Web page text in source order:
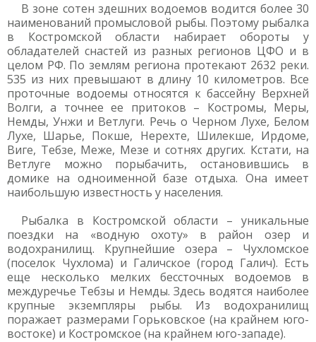
В зоне сотен здешних водоемов водится более 30
наименований промысловой рыбы. Поэтому рыбалка
в Костромской области набирает обороты у
обладателей снастей из разных регионов ЦФО и в
целом РФ. По землям региона протекают 2632 реки.
535 из них превышают в длину 10 километров. Все
проточные водоемы относятся к бассейну Верхней
Волги, а точнее ее притоков – Костромы, Меры,
Немды, Унжи и Ветлуги. Речь о Черном Лухе, Белом
Лухе, Шарье, Покше, Нерехте, Шилекше, Ирдоме,
Виге, Тебзе, Меже, Мезе и сотнях других. Кстати, на
Ветлуге можно порыбачить, остановившись в
домике на одноименной базе отдыха. Она имеет
наибольшую известность у населения.
Рыбалка в Костромской области – уникальные
поездки на «водную охоту» в район озер и
водохранилищ. Крупнейшие озера – Чухломское
(поселок Чухлома) и Галичское (город Галич). Есть
еще несколько мелких бессточных водоемов в
междуречье Тебзы и Немды. Здесь водятся наиболее
крупные экземпляры рыбы. Из водохранилищ
поражает размерами Горьковское (на крайнем юго-
востоке) и Костромское (на крайнем юго-западе).